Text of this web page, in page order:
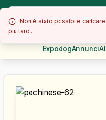
Non è stato possibile
più tardi.
ExpodogAnnunci